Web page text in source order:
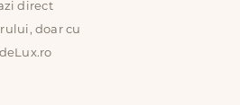
direct
doar cu